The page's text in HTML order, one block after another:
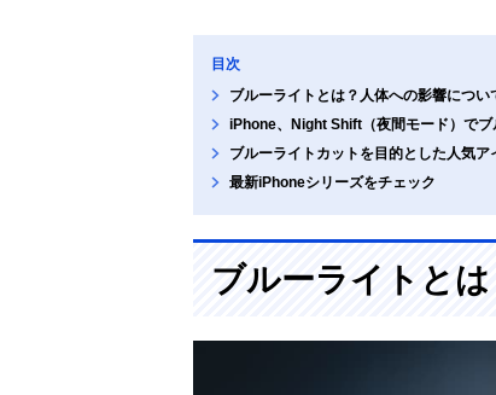
目次
ブルーライトとは？人体への影響につい
iPhone、Night Shift（夜間モード）でブ
ブルーライトカットを目的とした人気ア
最新iPhoneシリーズをチェック
ブルーライトと